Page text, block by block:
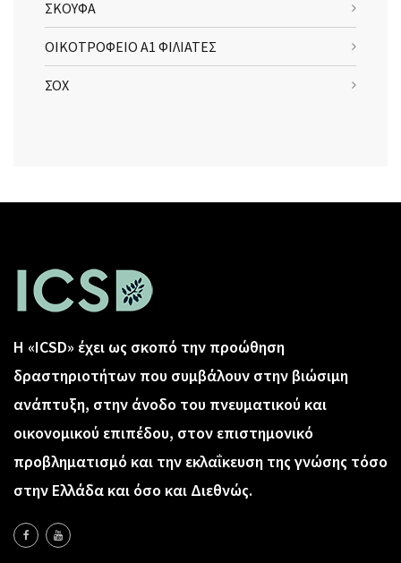
ΣΚΟΥΦΑ
ΟΙΚΟΤΡΟΦΕΙΟ Α1 ΦΙΛΙΑΤΕΣ
ΣΟΧ
Η «ICSD» έχει ως σκοπό την προώθηση
δραστηριοτήτων που συμβάλουν στην βιώσιμη
ανάπτυξη, στην άνοδο του πνευματικού και
οικονομικού επιπέδου, στον επιστημονικό
προβληματισμό και την εκλαΐκευση της γνώσης τόσο
στην Ελλάδα και όσο και Διεθνώς.